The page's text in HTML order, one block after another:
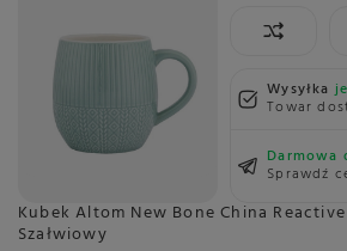
Wysyłka
Towar
Darmowa
Sprawdź
Kubek Altom New Bone China
Szałwiowy